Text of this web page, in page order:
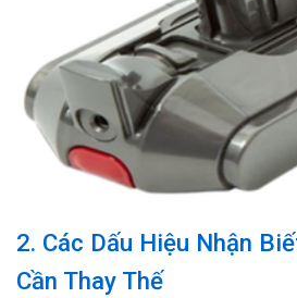
2. Các Dấu Hiệu Nhận
Cần Thay Thế